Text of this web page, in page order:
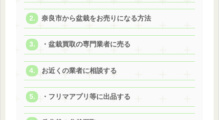
奈良市から盆栽をお売りになる方法
・盆栽買取の専門業者に売る
お近くの業者に相談する
・フリマアプリ等に出品する